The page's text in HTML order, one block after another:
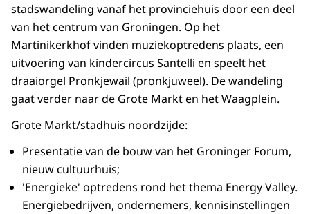
stadswandeling vanaf het provinciehuis door een deel
van het centrum van Groningen. Op het
Martinikerkhof vinden muziekoptredens plaats, een
uitvoering van kindercircus Santelli en speelt het
draaiorgel Pronkjewail (pronkjuweel). De wandeling
gaat verder naar de Grote Markt en het Waagplein.
Grote Markt/stadhuis noordzijde:
Presentatie van de bouw van het Groninger Forum,
nieuw cultuurhuis;
'Energieke' optredens rond het thema Energy Valley.
Energiebedrijven, ondernemers, kennisinstellingen